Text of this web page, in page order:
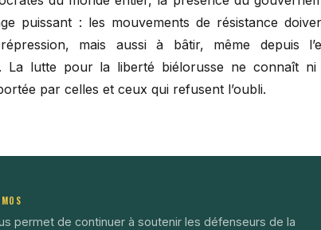
puissant : les mouvements de résistance
mais aussi à bâtir, même depuis
La lutte pour la liberté biélorusse ne connaît
par celles et ceux qui refusent l’oubli.
permet de continuer à soutenir les défenseurs de la